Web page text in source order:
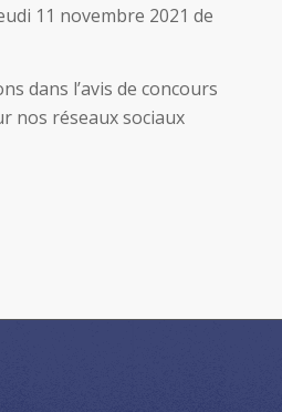
11 novembre 2021 de
dans l’avis de concours
nos réseaux sociaux